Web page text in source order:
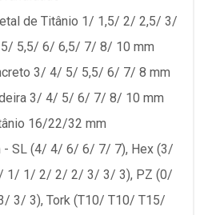
de Titânio 1/ 1,5/ 2/ 2,5/ 3/
5,5/ 6/ 6,5/ 7/ 8/ 10 mm
3/ 4/ 5/ 5,5/ 6/ 7/ 8 mm
3/ 4/ 5/ 6/ 7/ 8/ 10 mm
16/22/32 mm
- SL (4/ 4/ 6/ 6/ 7/ 7), Hex (3/
1/ 1/ 2/ 2/ 2/ 3/ 3/ 3), PZ (0/
3/ 3), Tork (T10/ T10/ T15/